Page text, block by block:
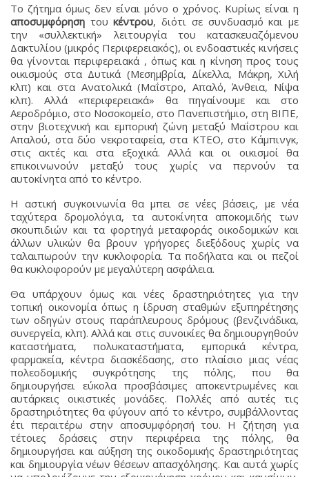
Το ζήτημα όμως δεν είναι μόνο ο χρόνος. Κυρίως είναι η
αποσυμφόρηση τουκέντρου, διότι σε συνδυασμό και με
την «συλλεκτική» λειτουργία του κατασκευαζόμενου
Δακτυλίου (μικρός Περιφερειακός), οι ενδοαστικές κινήσεις
θα γίνονται περιφερειακά , όπως και η κίνηση προς τους
οικισμούς στα Δυτικά (Μεσημβρία, Δίκελλα, Μάκρη, Χιλή
κλπ) και στα Ανατολικά (Μαΐστρο, Απαλό, Άνθεια, Νίψα
κλπ). Αλλά «περιφερειακά» θα πηγαίνουμε και στο
Αεροδρόμιο, στο Νοσοκομείο, στο Πανεπιστήμιο, στη ΒΙΠΕ,
στην βιοτεχνική και εμπορική ζώνη μεταξύ Μαΐστρου και
Απαλού, στα δύο νεκροταφεία, στα ΚΤΕΟ, στο Κάμπινγκ,
στις ακτές και στα εξοχικά. Αλλά και οι οικισμοί θα
επικοινωνούν μεταξύ τους χωρίς να περνούν τα
αυτοκίνητα από το κέντρο.
Η αστική συγκοινωνία θα μπει σε νέες βάσεις, με νέα
ταχύτερα δρομολόγια, τα αυτοκίνητα αποκομιδής των
σκουπιδιών και τα φορτηγά μεταφοράς οικοδομικών και
άλλων υλικών θα βρουν γρήγορες διεξόδους χωρίς να
ταλαιπωρούν την κυκλοφορία. Τα ποδήλατα και οι πεζοί
θα κυκλοφορούν με μεγαλύτερη ασφάλεια.
Θα υπάρχουν όμως και νέες δραστηριότητες για την
τοπική οικονομία όπως η ίδρυση σταθμών εξυπηρέτησης
των οδηγών στους παράπλευρους δρόμους (βενζινάδικα,
συνεργεία, κλπ). Αλλά και στις συνοικίες θα δημιουργηθούν
καταστήματα, πολυκαταστήματα, εμπορικά κέντρα,
φαρμακεία, κέντρα διασκέδασης, στο πλαίσιο μιας νέας
πολεοδομικής συγκρότησης της πόλης, που θα
δημιουργήσει εύκολα προσβάσιμες αποκεντρωμένες και
αυτάρκεις οικιστικές μονάδες. Πολλές από αυτές τις
δραστηριότητες θα φύγουν από το κέντρο, συμβάλλοντας
έτι περαιτέρω στην αποσυμφόρησή του. Η ζήτηση για
τέτοιες δράσεις στην περιφέρεια της πόλης, θα
δημιουργήσει και αύξηση της οικοδομικής δραστηριότητας
και δημιουργία νέων θέσεων απασχόλησης. Και αυτά χωρίς